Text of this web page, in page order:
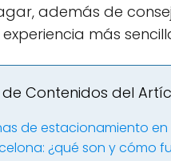
además de
más
Contenidos del
de estacionamiento en
¿qué son y cómo